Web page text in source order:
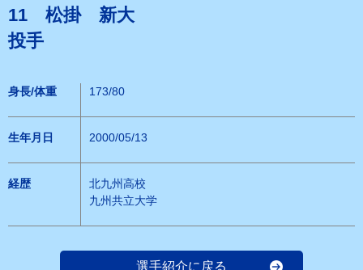
11 松掛 新大
投手
身長/体重 173/80
生年月日 2000/05/13
経歴
北九州高校
九州共立大学
選手紹介に戻る